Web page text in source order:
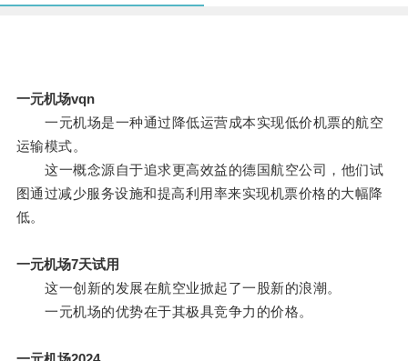
一元机场vqn
一元机场是一种通过降低运营成本实现低价机票的航空
运输模式。
这一概念源自于追求更高效益的德国航空公司，他们试
图通过减少服务设施和提高利用率来实现机票价格的大幅降
低。
一元机场7天试用
这一创新的发展在航空业掀起了一股新的浪潮。
一元机场的优势在于其极具竞争力的价格。